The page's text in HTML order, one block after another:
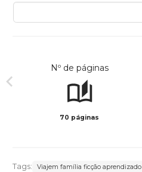
Nº de páginas
70 páginas
Tags: Viajem família ficção aprendizado